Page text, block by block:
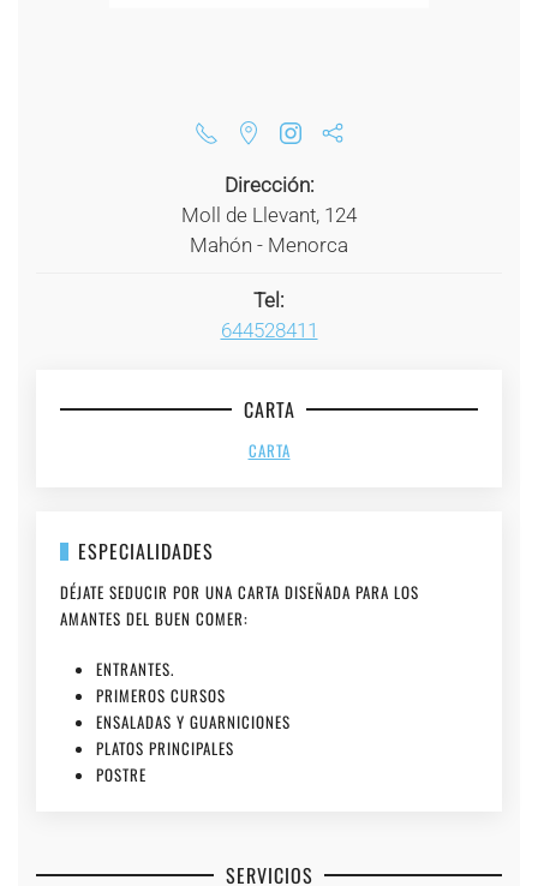
Dirección:
Moll de Llevant, 124
Mahón - Menorca
Tel:
644528411
CARTA
CARTA
ESPECIALIDADES
DÉJATE SEDUCIR POR UNA CARTA DISEÑADA PARA LOS
AMANTES DEL BUEN COMER:
ENTRANTES.
PRIMEROS CURSOS
ENSALADAS Y GUARNICIONES
PLATOS PRINCIPALES
POSTRE
SERVICIOS